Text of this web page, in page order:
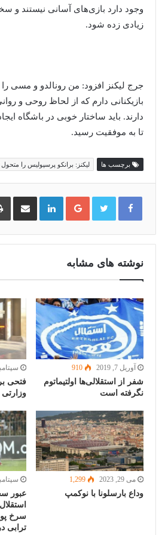
وجود دارد بازی‌های آسانی نیستند و
زیادی زده شود.
جرج لیکنز افزود: من رونالدو و مسی را
بازیکنانی دارم که از لحاظ روحی و
دارند. باید ساختار خوبی در باشگاه
تا به موفقیت رسید.
برچسب ها لیکنز: برانکو پرسپولیس را
گوگل
پلاس
لینکدین
نوشته های مشابه
آوریل 7, 2019 910
شفر از استقلالی‌ها اولتیماتوم
نگرفته است
سپتامبر 24,
فتحی
می 29, 2023 1,299
وداع بارسلونا با نوکمپ
سپتامبر 14,
عبور
سرخ
ترابی در